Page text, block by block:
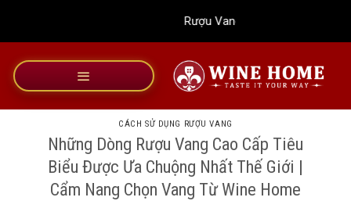
dung
Rượu Vang Wine Home
CÁCH SỬ DỤNG RƯỢU VANG
Những Dòng Rượu Vang Cao Cấp Tiêu
Biểu Được Ưa Chuộng Nhất Thế Giới |
Cẩm Nang Chọn Vang Từ Wine Home